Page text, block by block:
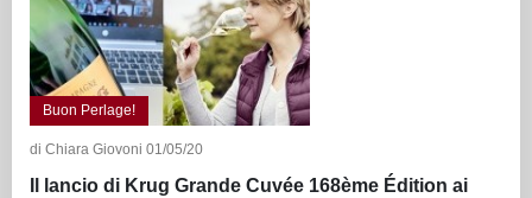
Buon Perlage!
di Chiara Giovoni 01/05/20
Il lancio di Krug Grande Cuvée 168ème Édition ai